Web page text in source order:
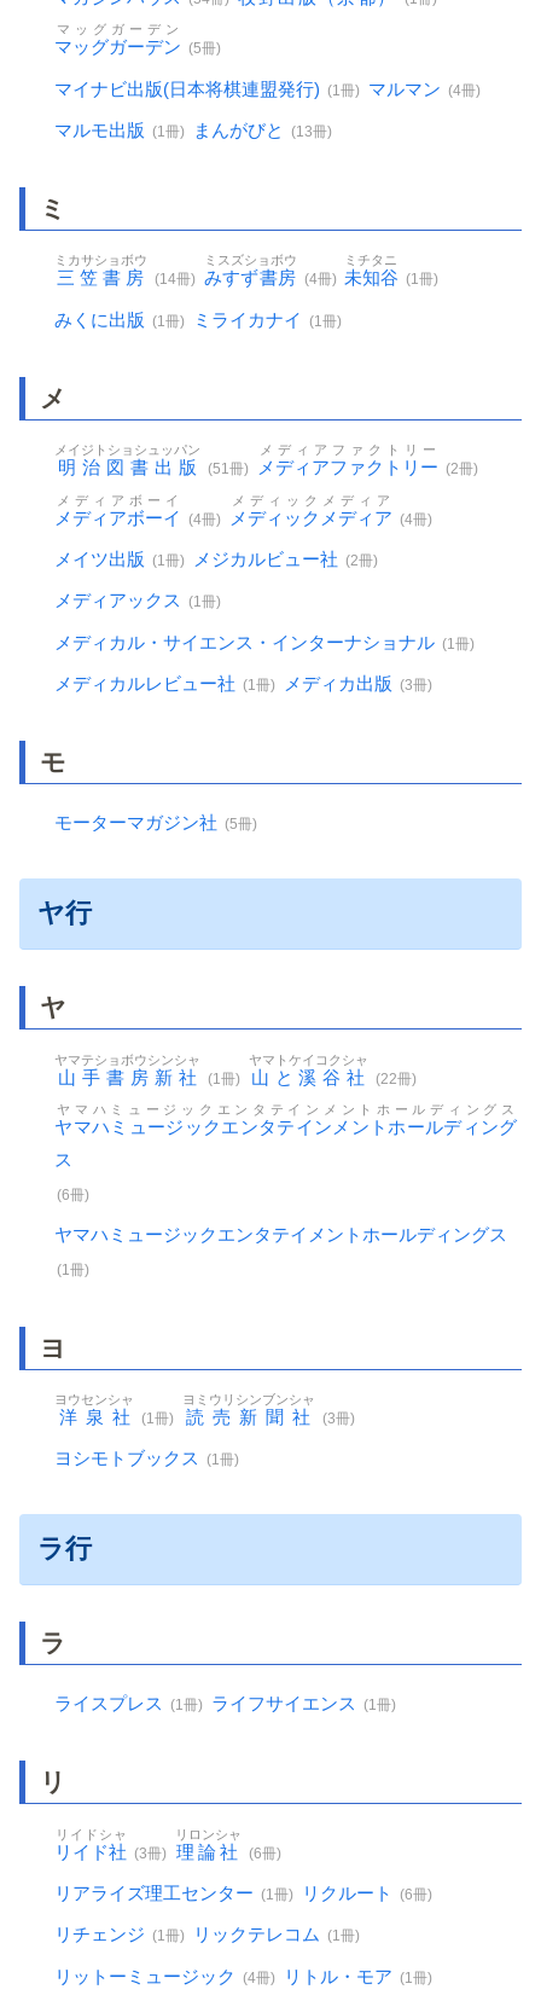
マッグガーデン
マッグガーデン
(5冊)
マイナビ出版(日本将棋連盟発行) (1冊) マルマン (4冊)
マルモ出版 (1冊) まんがびと (13冊)
ミ
三笠書房
ミカサショボウ
(14冊) みすず書房
ミスズショボウ
(4冊) 未知谷
ミチタニ
(1冊)
みくに出版 (1冊) ミライカナイ (1冊)
メ
明治図書出版
メイジトショシュッパン
(51冊) メディアファクトリー
メディアファクトリー
(2冊)
メディアボーイ
メディアボーイ
(4冊) メディックメディア
メディックメディア
(4冊)
メイツ出版 (1冊) メジカルビュー社 (2冊)
メディアックス (1冊)
メディカル・サイエンス・インターナショナル (1冊)
メディカルレビュー社 (1冊) メディカ出版 (3冊)
モ
モーターマガジン社 (5冊)
ヤ行
ヤ
山手書房新社
ヤマテショボウシンシャ
(1冊) 山と溪谷社
ヤマトケイコクシャ
(22冊)
ヤマハミュージックエンタテインメントホールディング
ス
ヤマハミュージックエンタテインメントホールディングス
(6冊)
ヤマハミュージックエンタテイメントホールディングス
(1冊)
ヨ
洋泉社
ヨウセンシャ
(1冊) 読売新聞社
ヨミウリシンブンシャ
(3冊)
ヨシモトブックス (1冊)
ラ行
ラ
ライスプレス (1冊) ライフサイエンス (1冊)
リ
リイド社
リイドシャ
(3冊) 理論社
リロンシャ
(6冊)
リアライズ理工センター (1冊) リクルート (6冊)
リチェンジ (1冊) リックテレコム (1冊)
リットーミュージック (4冊) リトル・モア (1冊)